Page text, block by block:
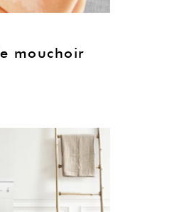
mouchoir